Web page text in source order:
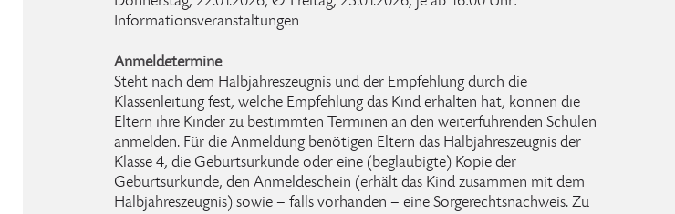
Informationsveranstaltungen
Anmeldetermine
Steht nach dem Halbjahreszeugnis und der Empfehlung durch die
Klassenleitung fest, welche Empfehlung das Kind erhalten hat, können die
Eltern ihre Kinder zu bestimmten Terminen an den weiterführenden Schulen
anmelden. Für die Anmeldung benötigen Eltern das Halbjahreszeugnis der
Klasse 4, die Geburtsurkunde oder eine (beglaubigte) Kopie der
Geburtsurkunde, den Anmeldeschein (erhält das Kind zusammen mit dem
Halbjahreszeugnis) sowie – falls vorhanden – eine Sorgerechtsnachweis. Zu